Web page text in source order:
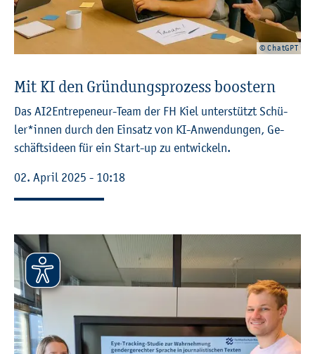
© ChatGPT
Mit KI den Grün­dungs­pro­zess boos­tern
Das AI2En­tr­epe­neur-Team der FH Kiel un­ter­stützt Schü­
ler*innen durch den Ein­satz von KI-An­wen­dun­gen, Ge­
schäfts­ide­en für ein Start-up zu ent­wi­ckeln.
02. April 2025 - 10:18